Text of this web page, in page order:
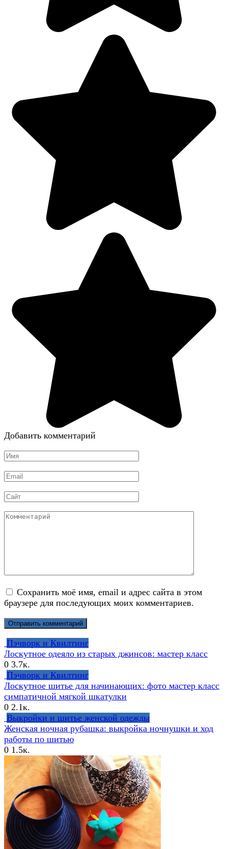
Добавить комментарий
Имя
Email
Сайт
Комментарий
Сохранить моё имя, email и адрес сайта в этом
браузере для последующих моих комментариев.
Пэчворк и Квилтинг
Лоскутное одеяло из старых джинсов: мастер класс
0 3.7к.
Пэчворк и Квилтинг
Лоскутное шитье для начинающих: фото мастер класс
симпатичной мягкой шкатулки
0 2.1к.
Выкройки и шитье женской одежды
Женская ночная рубашка: выкройка ночнушки и ход
работы по шитью
0 1.5к.